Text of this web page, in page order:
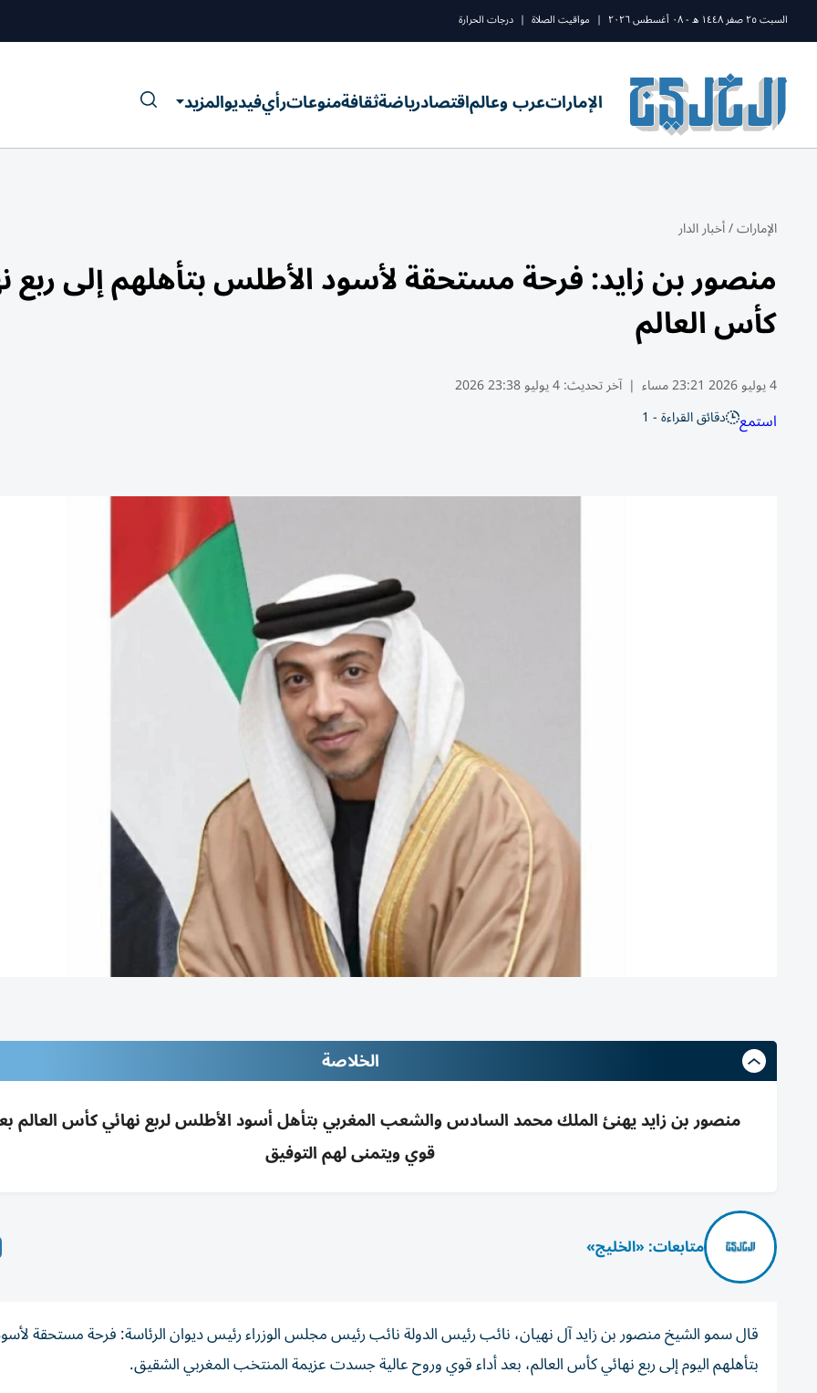
السبت ٢٥ صفر ١٤٤٨ ه - ٠٨ أغسطس ٢٠٢٦ | مواقيت الصلاة | درجات الحرارة
الإماراتعرب وعالماقتصادرياضةثقافةمنوعاترأيفيديوالمزيد
الإمارات/أخبار الدار
منصور بن زايد: فرحة مستحقة لأسود الأطلس بتأهلهم إلى ربع
كأس العالم
4 يوليو 2026 23:21 مساء | آخر تحديث:4 يوليو 23:38 2026
استمع دقائق القراءة - 1
الخلاصة
منصور بن زايد يهنئ الملك محمد السادس والشعب المغربي بتأهل أسود الأطلس لربع نهائي كأس العالم
قوي ويتمنى لهم التوفيق
متابعات: «الخليج»
قال سمو الشيخ منصور بن زايد آل نهيان، نائب رئيس الدولة نائب رئيس مجلس الوزراء رئيس ديوان الرئاسة: فرحة مستحقة
بتأهلهم اليوم إلى ربع نهائي كأس العالم، بعد أداء قوي وروح عالية جسدت عزيمة المنتخب المغربي الشقيق.